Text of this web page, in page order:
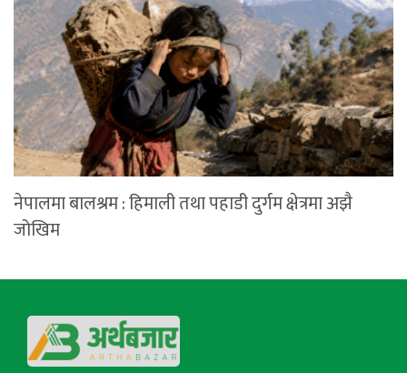
नेपालमा बालश्रम : हिमाली तथा पहाडी दुर्गम क्षेत्रमा अझै
जोखिम